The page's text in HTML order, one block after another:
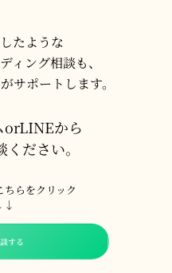
たような
ィング相談も、
サポートします。
orLINEから
ださい。
ちらをクリック
する